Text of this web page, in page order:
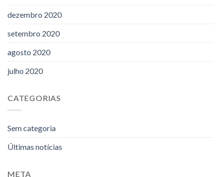
dezembro 2020
setembro 2020
agosto 2020
julho 2020
CATEGORIAS
Sem categoria
Últimas notícias
META